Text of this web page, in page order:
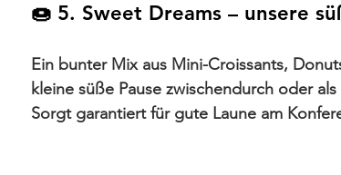
🍩 5. Sweet Dreams – unsere
Ein bunter Mix aus Mini-Croissants,
kleine süße Pause zwischendurch oder
Sorgt garantiert für gute Laune am